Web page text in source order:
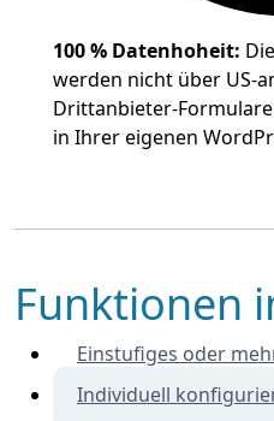
100 % Datenhoheit:
werden nicht über US-
Drittanbieter-
in Ihrer eigenen
Funktionen
Einstufiges oder
Individuell